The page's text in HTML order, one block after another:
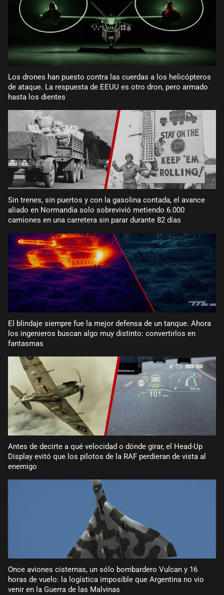
Los drones han puesto contra las cuerdas a los helicópteros
de ataque. La respuesta de EEUU es otro dron, pero armado
hasta los dientes
Sin trenes, sin puertos y con la gasolina contada, el avance
aliado en Normandía solo sobrevivió metiendo 6.000
camiones en una carretera sin parar durante 82 días
El blindaje siempre fue la mejor defensa de un tanque. Ahora
los ingenieros buscan algo muy distinto: convertirlos en
fantasmas
Antes de decirte a qué velocidad o dónde girar, el Head-Up
Display evitó que los pilotos de la RAF perdieran de vista al
enemigo
Once aviones cisternas, un sólo bombardero Vulcan y 16
horas de vuelo: la logística imposible que Argentina no vio
venir en la Guerra de las Malvinas